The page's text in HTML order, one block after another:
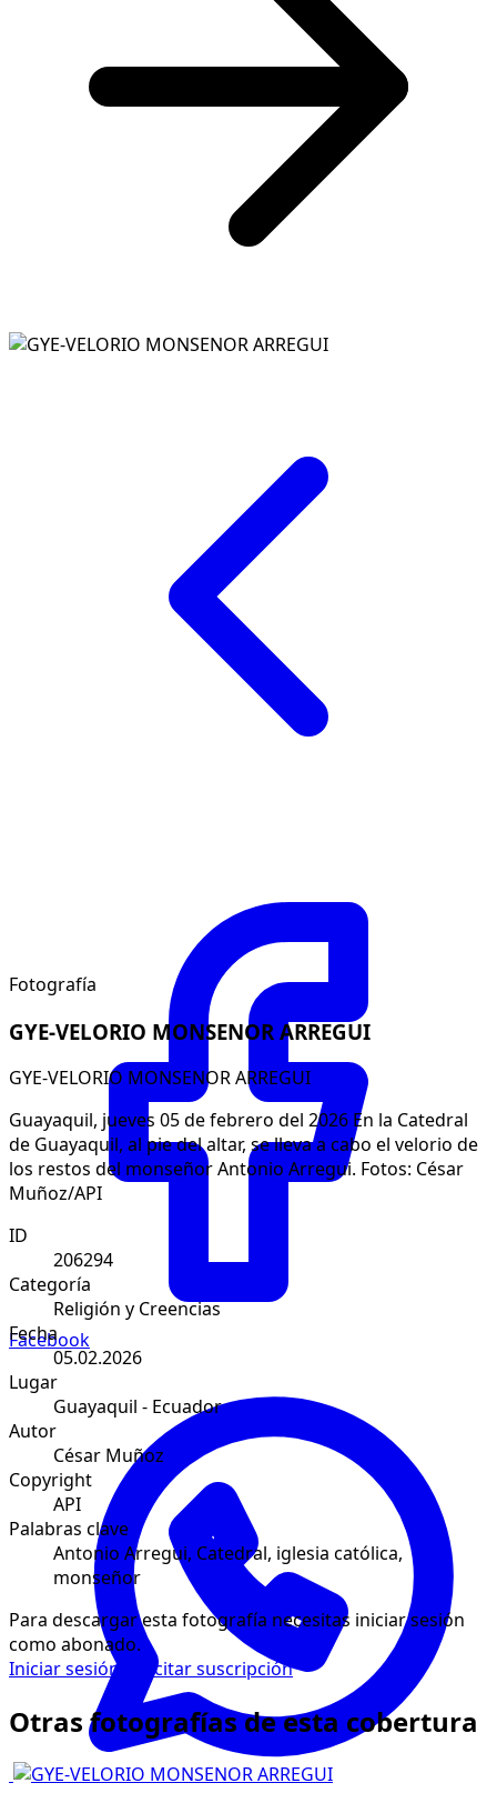
Facebook
Fotografía
GYE-VELORIO MONSENOR ARREGUI
GYE-VELORIO MONSENOR ARREGUI
Guayaquil, jueves 05 de febrero del 2026 En la Catedral
de Guayaquil, al pie del altar, se lleva a cabo el velorio de
los restos del monseñor Antonio Arregui. Fotos: César
Muñoz/API
ID
206294
Categoría
Religión y Creencias
Fecha
05.02.2026
Lugar
Guayaquil - Ecuador
Autor
César Muñoz
Copyright
API
Palabras clave
Antonio Arregui, Catedral, iglesia católica,
monseñor
Para descargar esta fotografía necesitas iniciar sesión
como abonado.
Iniciar sesión
Solicitar suscripción
Otras fotografías de esta cobertura